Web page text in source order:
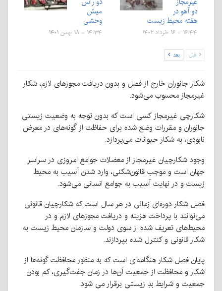
دو آهو در
هفته محیط زیست
۱۶:۴۴ - ۱۶ خرداد ۱۴۰۲
میش
وحشی
۱۴:۳۴ - ۱۸ بهمن ۱۴۰۱
قبل بعد
شکار جانوران خارج از فصل و بدون دریافت مجوزهای لازم، شکار
غیرمجاز محسوب می‌شود.
شکارچی غیرمجاز کسی است که بدون توجه به وضعیت زیستی
جانوران و مقررات وضع شده برای حفاظت از گونه‌های در معرض
نابودی، به شکار حیوانات می‌پردازد.
وجود شکارچیان غیرمجاز از معضلات جوامع امروزی در سراسر
جهان است و موجب قانون‌شکنی، وارد شدن آسیب به محیط
زیست و در نهایت آسیب به جوامع انسانی می‌شود.
فصل شکار دوره‌ای زمانی در هر سال است که شکارچیان قانونی
می‌توانند با پرداخت هزینه و دریافت مجوزهای لازم و در
محیط‌های تعریف شده از سوی دولت و سازمان محیط زیست به
شکار قانونی و کنترل شده بپردازند.
پایان فصل شکار هنگامه‌ای است که به منظور محافظت گونه‌ها از
شکار و محافظت از جمعیت آن‌ها در زمان جفت‌گیری، کم بودن
جمعیت و شرایط بدِ زیستی برقرار می‌ شود.